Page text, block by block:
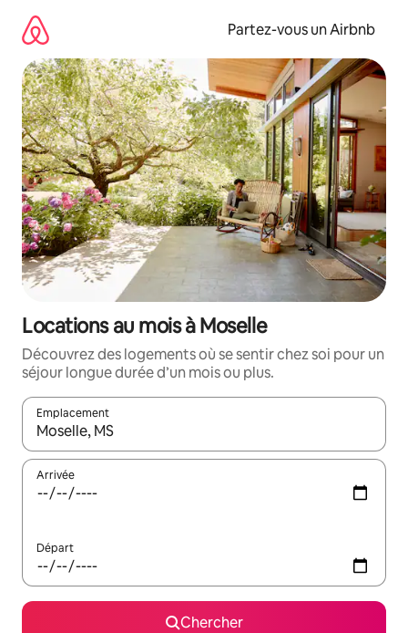
directement
contenu
Partez-vous un Airbnb
Locations au mois à Moselle
Découvrez des logements où se sentir chez soi pour un
séjour longue durée d’un mois ou plus.
Emplacement
Quand les résultats sont affichés, parcourez-les en utilisant
Arrivée
Départ
Chercher